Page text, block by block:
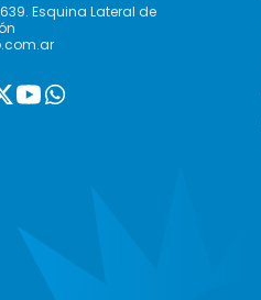
Esquina Lateral de